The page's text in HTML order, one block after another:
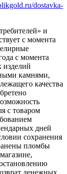
dostavka-
и
с момента
с момента
изделий
камнями,
качества
с товаром
дней
сохранения
пломбы
денежных